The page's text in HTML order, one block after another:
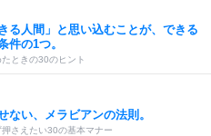
る人間」と思い込むことが、できる
件の1つ。
ときの30のヒント
ない、メラビアンの法則。
さえたい30の基本マナー